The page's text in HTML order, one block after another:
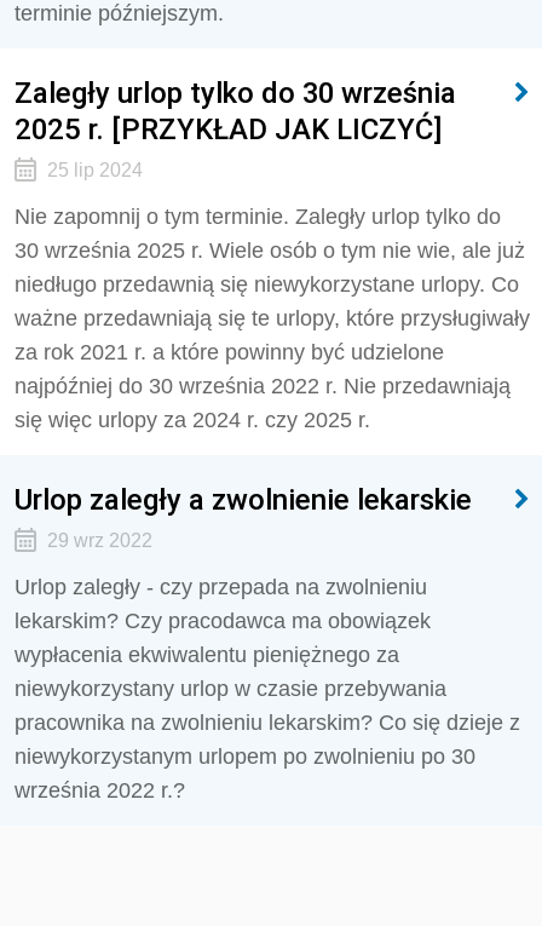
terminie późniejszym.
Zaległy urlop tylko do 30 września
2025 r. [PRZYKŁAD JAK LICZYĆ]
25 lip 2024
Nie zapomnij o tym terminie. Zaległy urlop tylko do
30 września 2025 r. Wiele osób o tym nie wie, ale już
niedługo przedawnią się niewykorzystane urlopy. Co
ważne przedawniają się te urlopy, które przysługiwały
za rok 2021 r. a które powinny być udzielone
najpóźniej do 30 września 2022 r. Nie przedawniają
się więc urlopy za 2024 r. czy 2025 r.
Urlop zaległy a zwolnienie lekarskie
29 wrz 2022
Urlop zaległy - czy przepada na zwolnieniu
lekarskim? Czy pracodawca ma obowiązek
wypłacenia ekwiwalentu pieniężnego za
niewykorzystany urlop w czasie przebywania
pracownika na zwolnieniu lekarskim? Co się dzieje z
niewykorzystanym urlopem po zwolnieniu po 30
września 2022 r.?